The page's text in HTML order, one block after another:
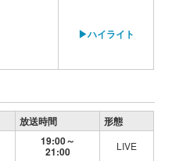
▶ハイライト
放送時間
形態
19:00～
21:00 LIVE